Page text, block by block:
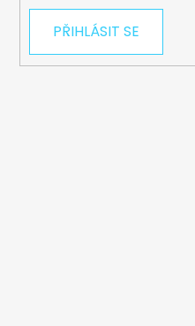
PŘIHLÁSIT SE